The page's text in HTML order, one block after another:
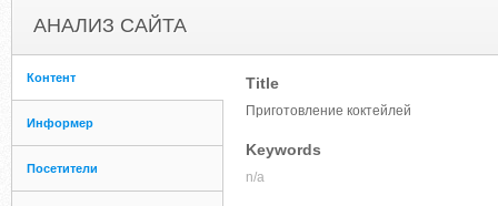
АНАЛИЗ САЙТА
Контент
Информер
Посетители
Title
Приготовление коктейлей
Keywords
n/a